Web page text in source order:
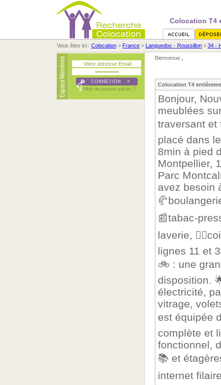
Colocation T4
Vous êtes ici : Colocation > France > Languedoc - Roussillon > 34 -
Bienvenue ,
Colocation T4
Bonjour,
meublées
traversant
placé dans
8min à pied
Montpellier,
Parc
avez besoin
📰tabac-
laverie,
lignes 11 et
🚲 : une
disposition.
électricité,
vitrage,
est équipée
complète et
fonctionnel,
📚 et
internet